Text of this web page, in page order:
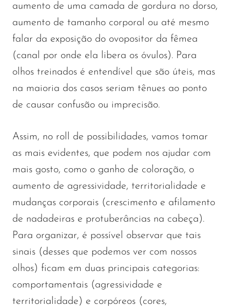
aumento de uma camada de gordura no dorso,
aumento de tamanho corporal ou até mesmo
falar da exposição do ovopositor da fêmea
(canal por onde ela libera os óvulos). Para
olhos treinados é entendível que são úteis, mas
na maioria dos casos seriam tênues ao ponto
de causar confusão ou imprecisão.
Assim, no roll de possibilidades, vamos tomar
as mais evidentes, que podem nos ajudar com
mais gosto, como o ganho de coloração, o
aumento de agressividade, territorialidade e
mudanças corporais (crescimento e afilamento
de nadadeiras e protuberâncias na cabeça).
Para organizar, é possível observar que tais
sinais (desses que podemos ver com nossos
olhos) ficam em duas principais categorias:
comportamentais (agressividade e
territorialidade) e corpóreos (cores,